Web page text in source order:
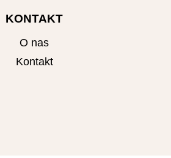
KONTAKT
O nas
Kontakt